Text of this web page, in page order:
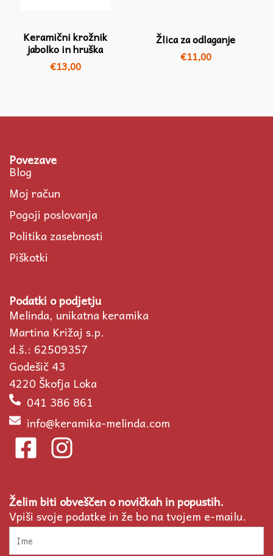
Keramični krožnik
jabolko in hruška
€13,00
Žlica za odlaganje
€11,00
Povezave
Blog
Moj račun
Pogoji poslovanja
Politika zasebnosti
Piškotki
Podatki o podjetju
Melinda, unikatna keramika
Martina Križaj s.p.
d.š.: 62509357
Godešič 43
4220 Škofja Loka
041 386 861
info@keramika-melinda.com
F
a
c
e
b
I
n
s
t
a
Želim biti obveščen o novičkah in popustih.
Vpiši svoje podatke in že bo na tvojem e-mailu.
Ime